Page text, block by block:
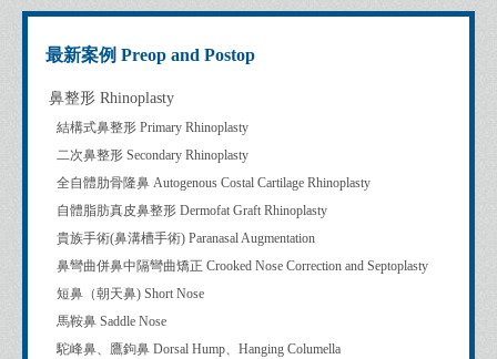
最新案例 Preop and Postop
鼻整形 Rhinoplasty
結構式鼻整形 Primary Rhinoplasty
二次鼻整形 Secondary Rhinoplasty
全自體肋骨隆鼻 Autogenous Costal Cartilage Rhinoplasty
自體脂肪真皮鼻整形 Dermofat Graft Rhinoplasty
貴族手術(鼻溝槽手術) Paranasal Augmentation
鼻彎曲併鼻中隔彎曲矯正 Crooked Nose Correction and Septoplasty
短鼻（朝天鼻) Short Nose
馬鞍鼻 Saddle Nose
駝峰鼻、鷹鉤鼻 Dorsal Hump、Hanging Columella